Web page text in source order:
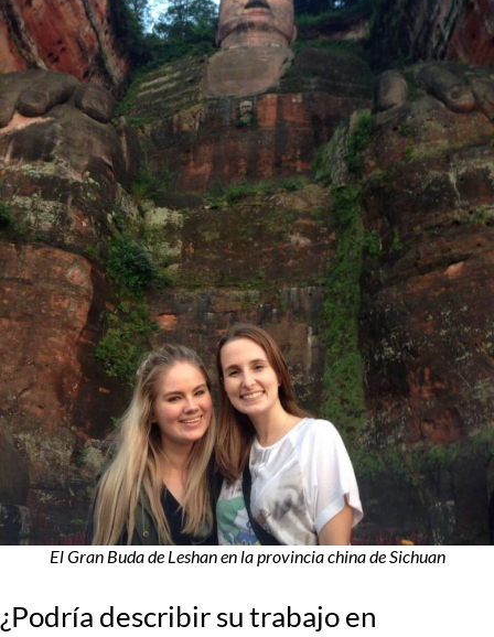
El Gran Buda de Leshan en la provincia china de Sichuan
¿Podría describir su trabajo en